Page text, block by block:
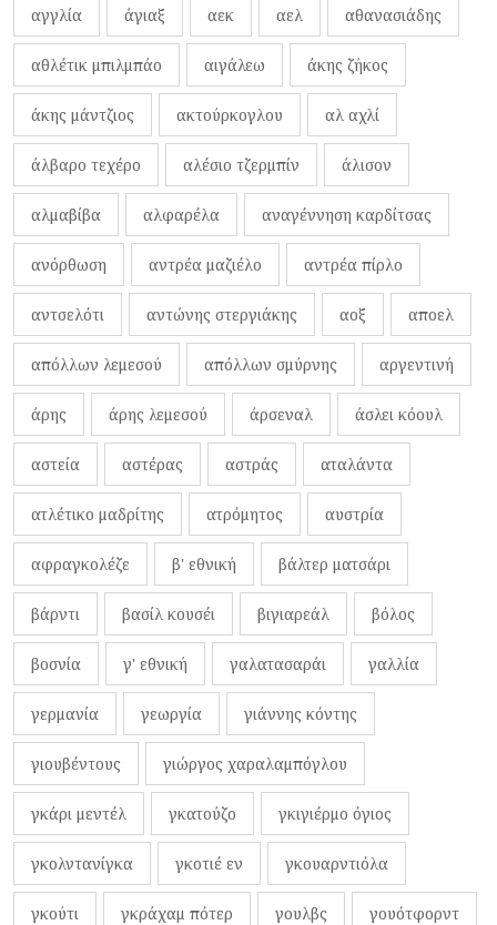
αγγλία άγιαξ αεκ αελ αθανασιάδης
αθλέτικ μπιλμπάο αιγάλεω άκης ζήκος
άκης μάντζιος ακτούρκογλου αλ αχλί
άλβαρο τεχέρο αλέσιο τζερμπίν άλισον
αλμαβίβα αλφαρέλα αναγέννηση καρδίτσας
ανόρθωση αντρέα μαζιέλο αντρέα πίρλο
αντσελότι αντώνης στεργιάκης αοξ αποελ
απόλλων λεμεσού απόλλων σμύρνης αργεντινή
άρης άρης λεμεσού άρσεναλ άσλει κόουλ
αστεία αστέρας αστράς αταλάντα
ατλέτικο μαδρίτης ατρόμητος αυστρία
αφραγκολέζε β' εθνική βάλτερ ματσάρι
βάρντι βασίλ κουσέι βιγιαρεάλ βόλος
βοσνία γ' εθνική γαλατασαράι γαλλία
γερμανία γεωργία γιάννης κόντης
γιουβέντους γιώργος χαραλαμπόγλου
γκάρι μεντέλ γκατούζο γκιγιέρμο όγιος
γκολντανίγκα γκοτιέ εν γκουαρντιόλα
γκούτι γκράχαμ πότερ γουλβς γουότφορντ